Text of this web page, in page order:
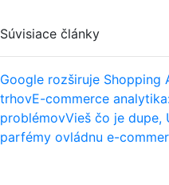
Súvisiace články
Google rozširuje Shopping
trhovE-commerce
problémovVieš čo je dupe,
parfémy ovládnu e-